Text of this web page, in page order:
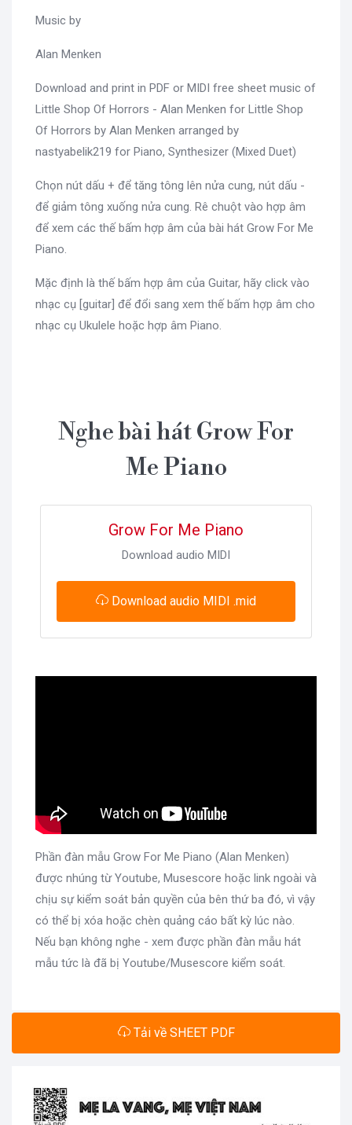
Music by
Alan Menken
Download and print in PDF or MIDI free sheet music of
Little Shop Of Horrors - Alan Menken for Little Shop
Of Horrors by Alan Menken arranged by
nastyabelik219 for Piano, Synthesizer (Mixed Duet)
Chọn nút dấu + để tăng tông lên nửa cung, nút dấu -
để giảm tông xuống nửa cung. Rê chuột vào hợp âm
để xem các thế bấm hợp âm của bài hát Grow For Me
Piano.
Mặc định là thế bấm hợp âm của Guitar, hãy click vào
nhạc cụ [guitar] để đổi sang xem thế bấm hợp âm cho
nhạc cụ Ukulele hoặc hợp âm Piano.
Nghe bài hát Grow For
Me Piano
Grow For Me Piano
Download audio MIDI
Download audio MIDI .mid
Phần đàn mẫu Grow For Me Piano (Alan Menken)
được nhúng từ Youtube, Musescore hoặc link ngoài và
chịu sự kiểm soát bản quyền của bên thứ ba đó, vì vậy
có thể bị xóa hoặc chèn quảng cáo bất kỳ lúc nào.
Nếu bạn không nghe - xem được phần đàn mẫu hát
mẫu tức là đã bị Youtube/Musescore kiểm soát.
Tải về SHEET PDF